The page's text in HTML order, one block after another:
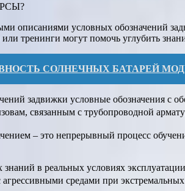
описаниями условных обозначений
тренинги могут помочь углубить
СОЛНЕЧНЫХ БАТАРЕЙ
задвижки условные обозначения с
связанным с трубопроводной
– это непрерывный процесс
в реальных условиях
средами при экстремальных